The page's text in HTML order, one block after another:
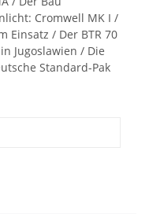
Cromwell MK I /
Einsatz / Der BTR 70
Jugoslawien / Die
Standard-Pak